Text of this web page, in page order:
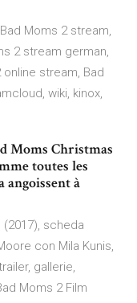
Moms 2 stream,
2 stream german,
stream, Bad
wiki, kinox,
Moms Christmas
toutes les
à
scheda
con Mila Kunis,
gallerie,
Moms 2 Film